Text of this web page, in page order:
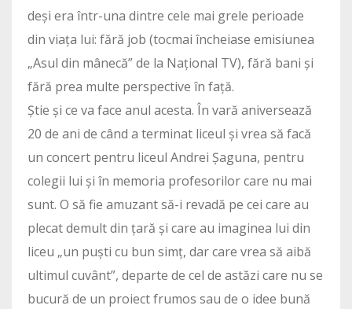
deși era într-una dintre cele mai grele perioade
din viața lui: fără job (tocmai încheiase emisiunea
„Asul din mânecă” de la Național TV), fără bani și
fără prea multe perspective în față.
Știe și ce va face anul acesta. În vară aniversează
20 de ani de când a terminat liceul și vrea să facă
un concert pentru liceul Andrei Șaguna, pentru
colegii lui și în memoria profesorilor care nu mai
sunt. O să fie amuzant să-i revadă pe cei care au
plecat demult din țară și care au imaginea lui din
liceu „un puști cu bun simț, dar care vrea să aibă
ultimul cuvânt”, departe de cel de astăzi care nu se
bucură de un proiect frumos sau de o idee bună